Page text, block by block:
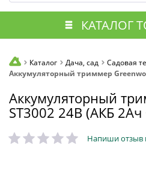
КАТАЛОГ
Каталог Дача, сад Садовая
Аккумуляторный триммер
Аккумуляторный
ST3002 24В (АКБ 2Ач
Напиши отзыв